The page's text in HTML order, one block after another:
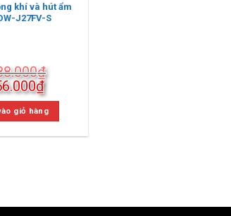
khí và hút ẩm
J27FV-S
₫
₫Giá
hiện
tại
9.156.000₫.
giỏ hàng